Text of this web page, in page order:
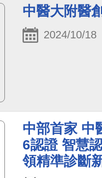
癌症質子治療、醫
尖端技術。中醫大
次會議不僅展現臺
中醫大附醫
2024/10/18
中部首家 中
6認證 智慧
領精準診斷